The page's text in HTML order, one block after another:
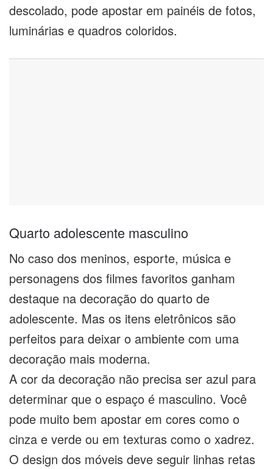
descolado, pode apostar em painéis de fotos,
luminárias e quadros coloridos.
Quarto adolescente masculino
No caso dos meninos, esporte, música e
personagens dos filmes favoritos ganham
destaque na decoração do quarto de
adolescente. Mas os itens eletrônicos são
perfeitos para deixar o ambiente com uma
decoração mais moderna.
A cor da decoração não precisa ser azul para
determinar que o espaço é masculino. Você
pode muito bem apostar em cores como o
cinza e verde ou em texturas como o xadrez.
O design dos móveis deve seguir linhas retas